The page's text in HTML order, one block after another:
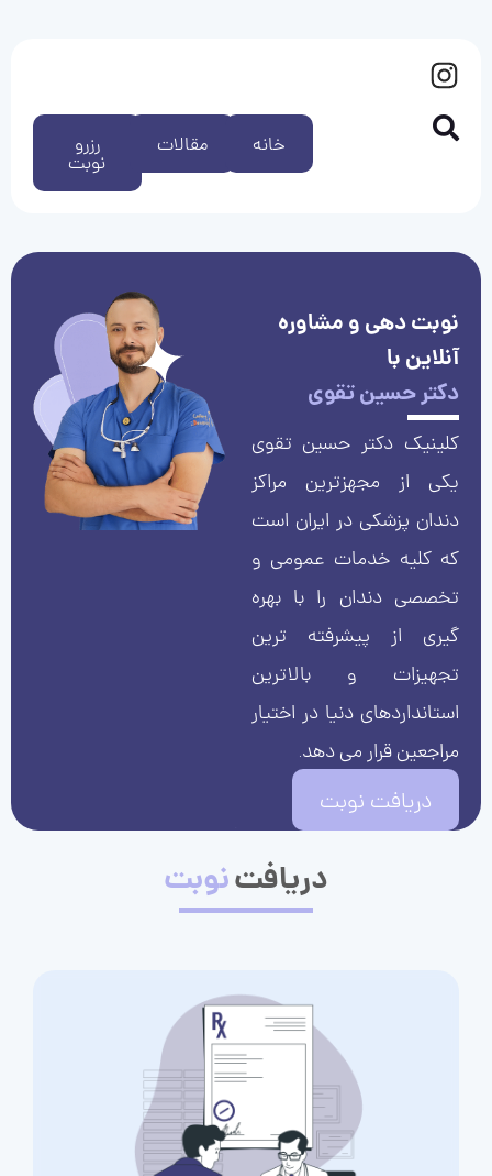
رزرو
نوبت
مقالات خانه
نوبت دهی و مشاوره
آنلاین با
دکتر حسین تقوی
کلینیک دکتر حسین تقوی
یکی از مجهزترین مراکز
دندان پزشکی در ایران است
که کلیه خدمات عمومی و
تخصصی دندان را با بهره
گیری از پیشرفته ترین
تجهیزات و بالاترین
استانداردهای دنیا در اختیار
مراجعین قرار می دهد.
دریافت نوبت
دریافتنوبت